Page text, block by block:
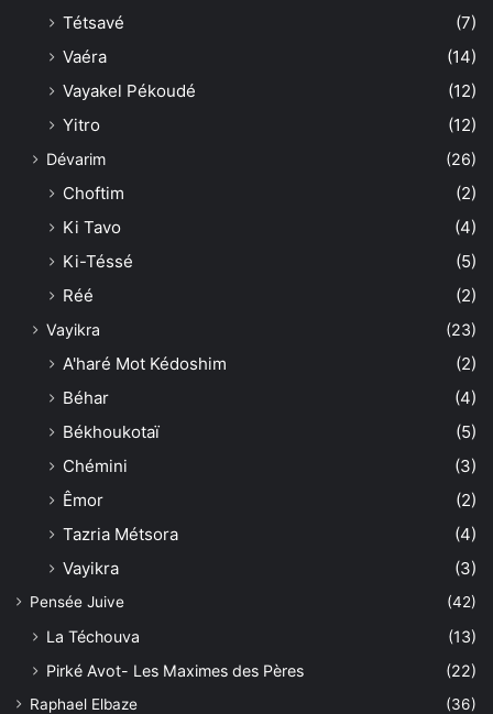
Tétsavé
(7)
Vaéra
(14)
Vayakel Pékoudé
(12)
Yitro
(12)
Dévarim (26)
Choftim
(2)
Ki Tavo
(4)
Ki-Téssé
(5)
Réé
(2)
Vayikra (23)
A'haré Mot Kédoshim
(2)
Béhar
(4)
Békhoukotaï
(5)
Chémini
(3)
Êmor
(2)
Tazria Métsora
(4)
Vayikra
(3)
Pensée Juive (42)
La Téchouva
(13)
Pirké Avot- Les Maximes des Pères
(22)
Raphael Elbaze
(36)